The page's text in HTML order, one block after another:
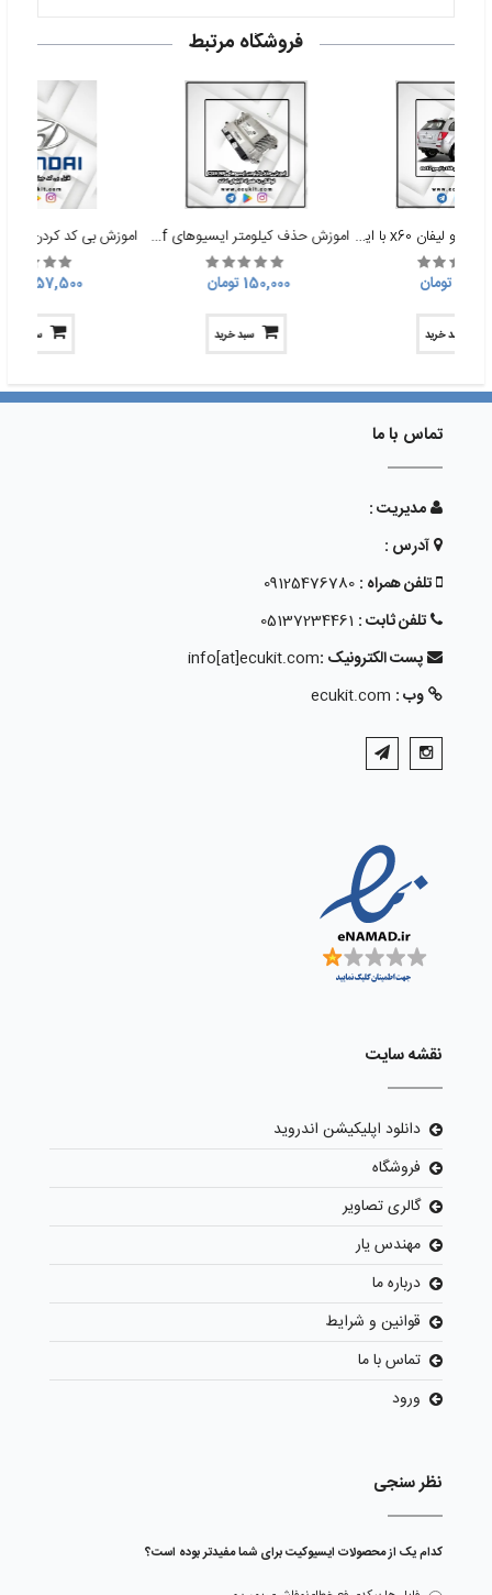
فروشگاه مرتبط
فایل بدون کد خودرو لیفان x60 با ایسیو me17
سبد خرید
اموزش حذف کیلومتر ایسیوهای cge nf نوفلش به همراه فایلهای اماده
150,000 تومان
سبد خرید
157,500 تومان
سبد خرید
تماس با ما
مدیریت :
آدرس :
تلفن همراه : 09125476780
تلفن ثابت : 05137234461
پست الکترونیک :info[at]ecukit.com
وب : ecukit.com
نقشه سایت
دانلود اپلیکیشن اندروید
فروشگاه
گالری تصاویر
مهندس یار
درباره ما
قوانین و شرایط
تماس با ما
ورود
نظر سنجی
کدام یک از محصولات ایسیوکیت برای شما مفیدتر بوده است؟